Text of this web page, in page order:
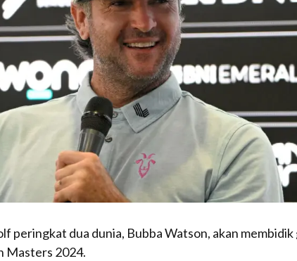
peringkat dua dunia, Bubba Watson, akan
Masters 2024.